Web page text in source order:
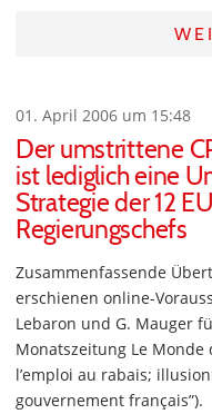
01. April 2006 um 15:48
Der umstrittene
ist lediglich eine
Strategie der 12
Regierungschefs
Zusammenfassende
erschienen online-
Lebaron und G. Mauger
Monatszeitung Le Monde
l’emploi au rabais;
gouvernement français”).